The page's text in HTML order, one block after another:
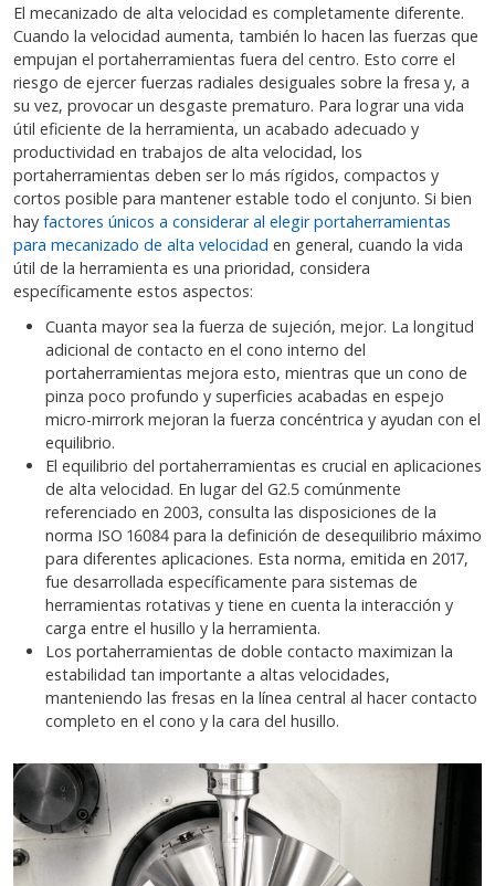
El mecanizado de alta velocidad es completamente diferente.
Cuando la velocidad aumenta, también lo hacen las fuerzas que
empujan el portaherramientas fuera del centro. Esto corre el
riesgo de ejercer fuerzas radiales desiguales sobre la fresa y, a
su vez, provocar un desgaste prematuro. Para lograr una vida
útil eficiente de la herramienta, un acabado adecuado y
productividad en trabajos de alta velocidad, los
portaherramientas deben ser lo más rígidos, compactos y
cortos posible para mantener estable todo el conjunto. Si bien
hay factores únicos a considerar al elegir portaherramientas
para mecanizado de alta velocidad en general, cuando la vida
útil de la herramienta es una prioridad, considera
específicamente estos aspectos:
Cuanta mayor sea la fuerza de sujeción, mejor. La longitud
adicional de contacto en el cono interno del
portaherramientas mejora esto, mientras que un cono de
pinza poco profundo y superficies acabadas en espejo
micro-mirrork mejoran la fuerza concéntrica y ayudan con el
equilibrio.
El equilibrio del portaherramientas es crucial en aplicaciones
de alta velocidad. En lugar del G2.5 comúnmente
referenciado en 2003, consulta las disposiciones de la
norma ISO 16084 para la definición de desequilibrio máximo
para diferentes aplicaciones. Esta norma, emitida en 2017,
fue desarrollada específicamente para sistemas de
herramientas rotativas y tiene en cuenta la interacción y
carga entre el husillo y la herramienta.
Los portaherramientas de doble contacto maximizan la
estabilidad tan importante a altas velocidades,
manteniendo las fresas en la línea central al hacer contacto
completo en el cono y la cara del husillo.